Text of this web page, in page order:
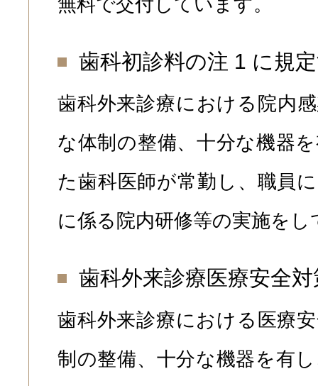
無料で交付しています。
歯科初診料の注 1 に規
歯科外来診療における院内
な体制の整備、十分な機器
た歯科医師が常勤し、職員
に係る院内研修等の実施をし
歯科外来診療医療安全
歯科外来診療における医療
制の整備、十分な機器を有